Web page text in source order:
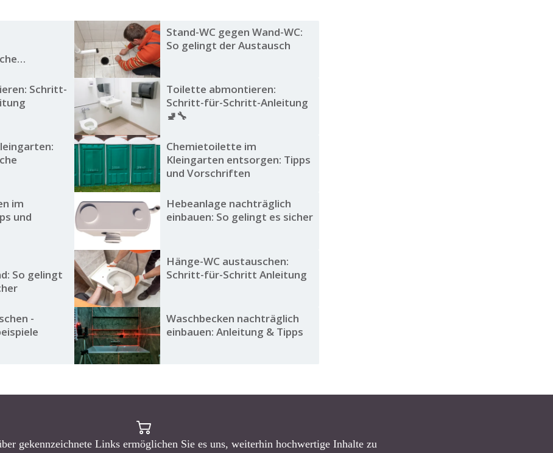
Stand-WC gegen Wand-WC:
So gelingt der Austausch
Schritt-
Toilette abmontieren:
Schritt-für-Schritt-Anleitung
🚽🔧
Chemietoilette im
Kleingarten entsorgen: Tipps
und Vorschriften
im
und
Hebeanlage nachträglich
einbauen: So gelingt es sicher
So gelingt
Hänge-WC austauschen:
Schritt-für-Schritt Anleitung
-
Waschbecken nachträglich
einbauen: Anleitung & Tipps
gekennzeichnete Links ermöglichen Sie es uns, weiterhin hochwertige Inhalte zu